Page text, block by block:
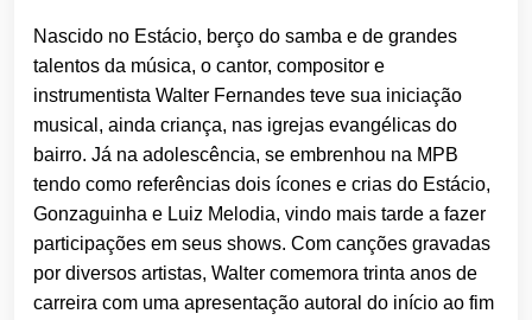
Nascido no Estácio, berço do samba e de grandes
talentos da música, o cantor, compositor e
instrumentista Walter Fernandes teve sua iniciação
musical, ainda criança, nas igrejas evangélicas do
bairro. Já na adolescência, se embrenhou na MPB
tendo como referências dois ícones e crias do Estácio,
Gonzaguinha e Luiz Melodia, vindo mais tarde a fazer
participações em seus shows. Com canções gravadas
por diversos artistas, Walter comemora trinta anos de
carreira com uma apresentação autoral do início ao fim